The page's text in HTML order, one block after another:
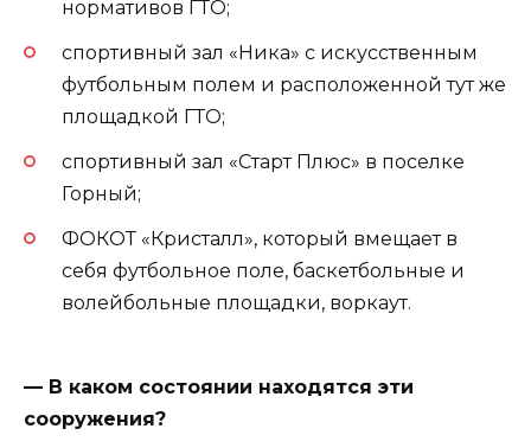
нормативов ГТО;
спортивный зал «Ника» с искусственным
футбольным полем и расположенной тут же
площадкой ГТО;
спортивный зал «Старт Плюс» в поселке
Горный;
ФОКОТ «Кристалл», который вмещает в
себя футбольное поле, баскетбольные и
волейбольные площадки, воркаут.
— В каком состоянии находятся эти
сооружения?